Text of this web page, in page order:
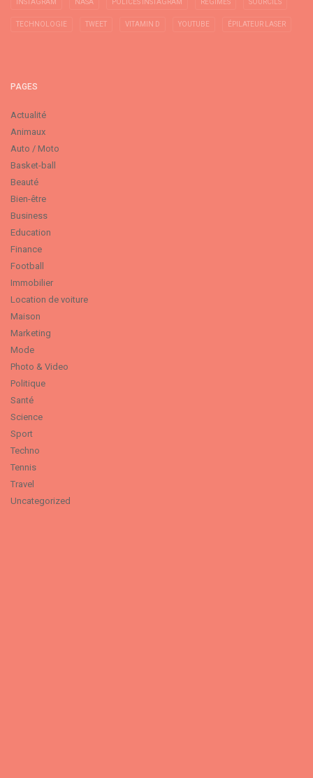
INSTAGRAM NASA POLICES INSTAGRAM RÉGIMES SOURCILS
TECHNOLOGIE TWEET VITAMIN D YOUTUBE ÉPILATEUR LASER
PAGES
Actualité
Animaux
Auto / Moto
Basket-ball
Beauté
Bien-être
Business
Education
Finance
Football
Immobilier
Location de voiture
Maison
Marketing
Mode
Photo & Video
Politique
Santé
Science
Sport
Techno
Tennis
Travel
Uncategorized